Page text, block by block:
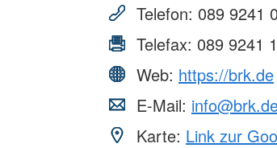
Telefon: 089 9241 0
Telefax: 089 9241
Web: https://brk.de
E-Mail:
Karte: Link zur